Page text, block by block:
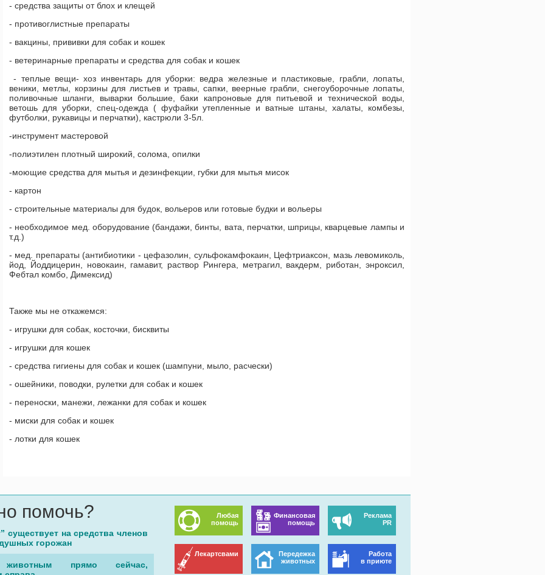
- средства защиты от блох и клещей
- противоглистные препараты
- вакцины, прививки для собак и кошек
- ветеринарные препараты и средства для собак и кошек
- теплые вещи- хоз инвентарь для уборки: ведра железные и пластиковые, грабли, лопаты,
веники, метлы, корзины для листьев и травы, сапки, веерные грабли, снегоуборочные лопаты,
поливочные шланги, выварки большие, баки капроновые для питьевой и технической воды,
ветошь для уборки, спец-одежда ( фуфайки утепленные и ватные штаны, халаты, комбезы,
футболки, рукавицы и перчатки), кастрюли 3-5л.
-инструмент мастеровой
-полиэтилен плотный широкий, солома, опилки
-моющие средства для мытья и дезинфекции, губки для мытья мисок
- картон
- строительные материалы для будок, вольеров или готовые будки и вольеры
- необходимое мед. оборудование (бандажи, бинты, вата, перчатки, шприцы, кварцевые лампы и
т.д.)
- мед. препараты (антибиотики - цефазолин, сульфокамфокаин, Цефтриаксон, мазь левомиколь,
йод, Йоддицерин, новокаин, гамавит, раствор Рингера, метрагил, вакдерм, риботан, энроксил,
Фебтал комбо, Димексид)
Также мы не откажемся:
- игрушки для собак, косточки, бисквиты
- игрушки для кошек
- средства гигиены для собак и кошек (шампуни, мыло, расчески)
- ошейники, поводки, рулетки для собак и кошек
- переноски, манежи, лежанки для собак и кошек
- миски для собак и кошек
- лотки для кошек
помочь?
существует на средства членов
горожан
прямо сейчас,
Любая
помощь
Финансовая
помощь
Реклама
PR
Лекартсвами
Передежка
животных
Работа
в приюте